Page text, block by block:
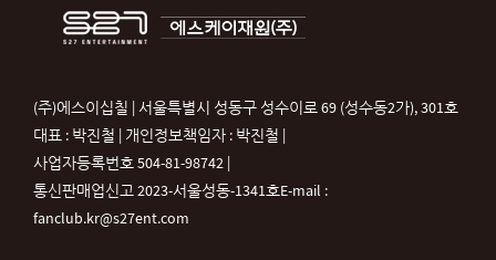
(주)에스이십칠 | 서울특별시 성동구 성수이로 69 (성수동2가), 301호
대표 : 박진철 | 개인정보책임자 : 박진철 |
사업자등록번호 504-81-98742 |
통신판매업신고 2023-서울성동-1341호E-mail :
fanclub.kr@s27ent.com